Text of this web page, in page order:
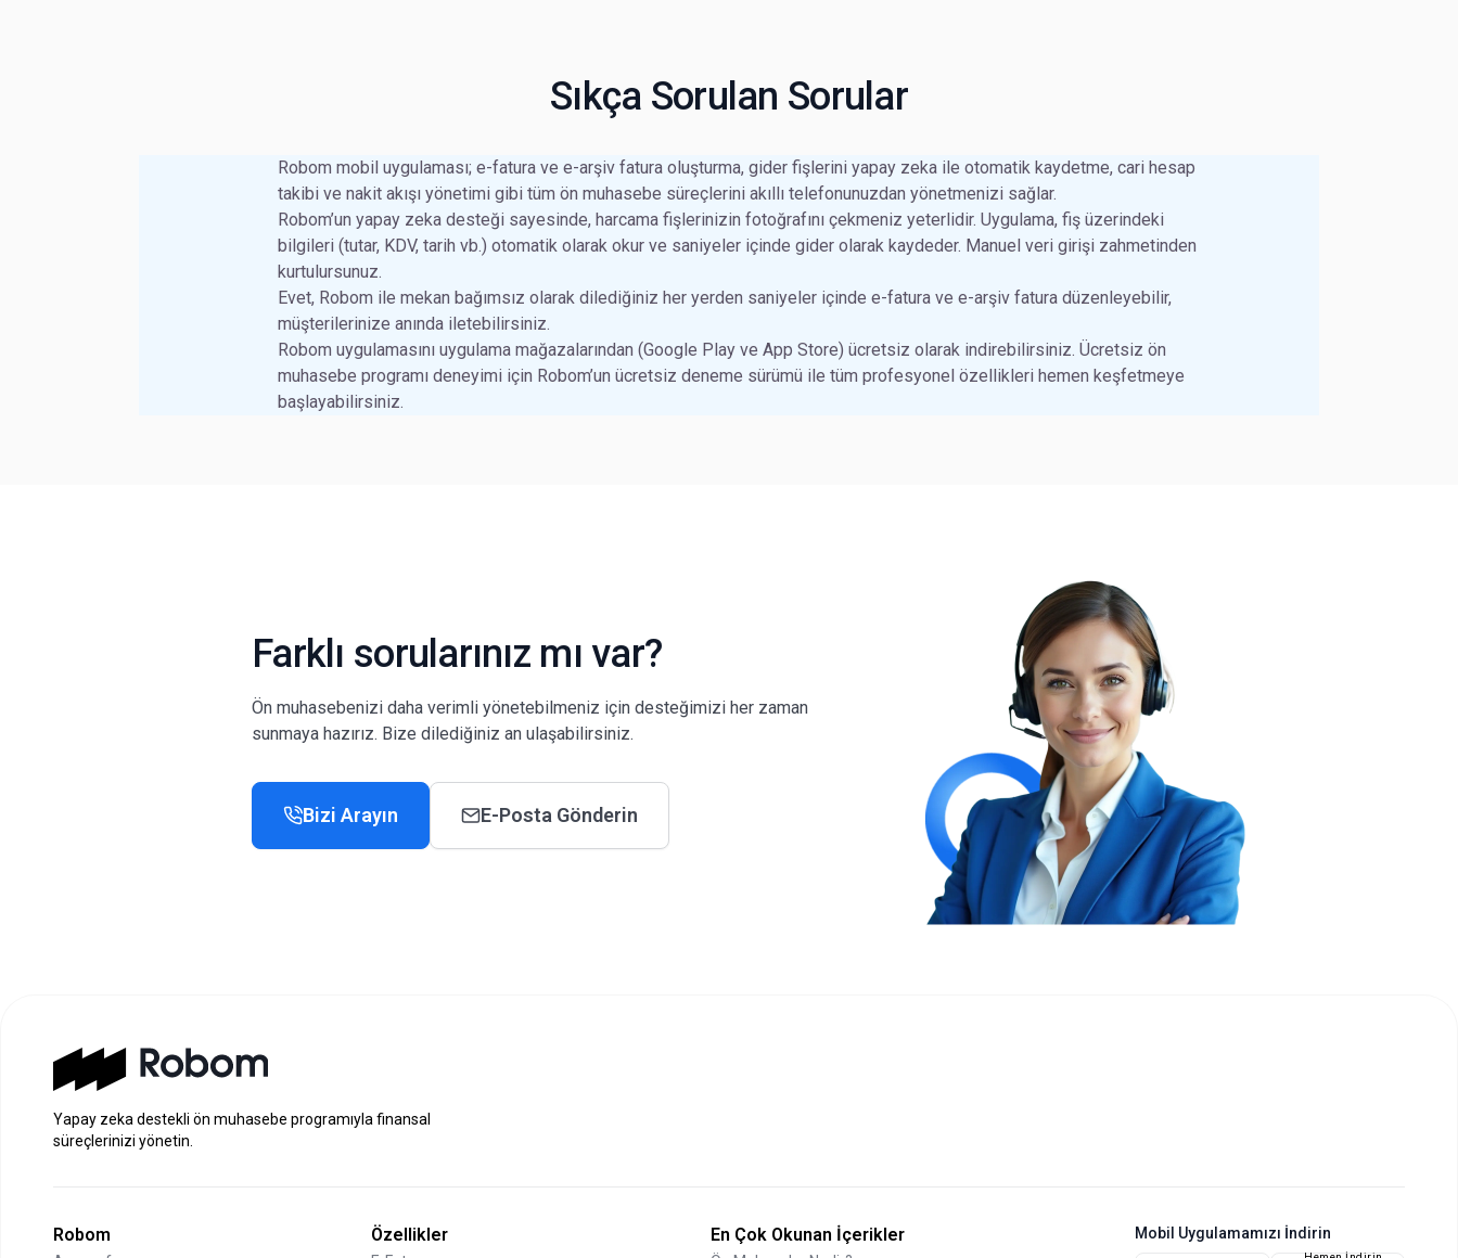
Sıkça Sorulan Sorular
Robom mobil uygulaması; e-fatura ve e-arşiv fatura oluşturma, gider fişlerini yapay zeka ile otomatik kaydetme, cari hesap
takibi ve nakit akışı yönetimi gibi tüm ön muhasebe süreçlerini akıllı telefonunuzdan yönetmenizi sağlar.
Robom’un yapay zeka desteği sayesinde, harcama fişlerinizin fotoğrafını çekmeniz yeterlidir. Uygulama, fiş üzerindeki
bilgileri (tutar, KDV, tarih vb.) otomatik olarak okur ve saniyeler içinde gider olarak kaydeder. Manuel veri girişi zahmetinden
kurtulursunuz.
Evet, Robom ile mekan bağımsız olarak dilediğiniz her yerden saniyeler içinde e-fatura ve e-arşiv fatura düzenleyebilir,
müşterilerinize anında iletebilirsiniz.
Robom uygulamasını uygulama mağazalarından (Google Play ve App Store) ücretsiz olarak indirebilirsiniz. Ücretsiz ön
muhasebe programı deneyimi için Robom’un ücretsiz deneme sürümü ile tüm profesyonel özellikleri hemen keşfetmeye
başlayabilirsiniz.
Farklı sorularınız mı var?
Ön muhasebenizi daha verimli yönetebilmeniz için desteğimizi her zaman
sunmaya hazırız. Bize dilediğiniz an ulaşabilirsiniz.
Bizi Arayın E-Posta Gönderin
Yapay zeka destekli ön muhasebe programıyla finansal
süreçlerinizi yönetin.
Robom Özellikler En Çok Okunan İçerikler Mobil Uygulamamızı İndirin